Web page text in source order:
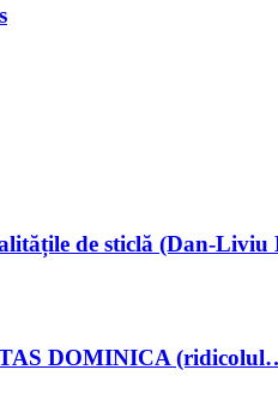
de sticlă (Dan-Liviu
DOMINICA